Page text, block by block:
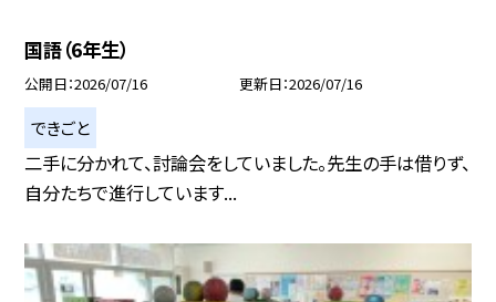
国語（6年生）
公開日 2026/07/16 更新日 2026/07/16
できごと
二手に分かれて、討論会をしていました。先生の手は借りず、
自分たちで進行しています...